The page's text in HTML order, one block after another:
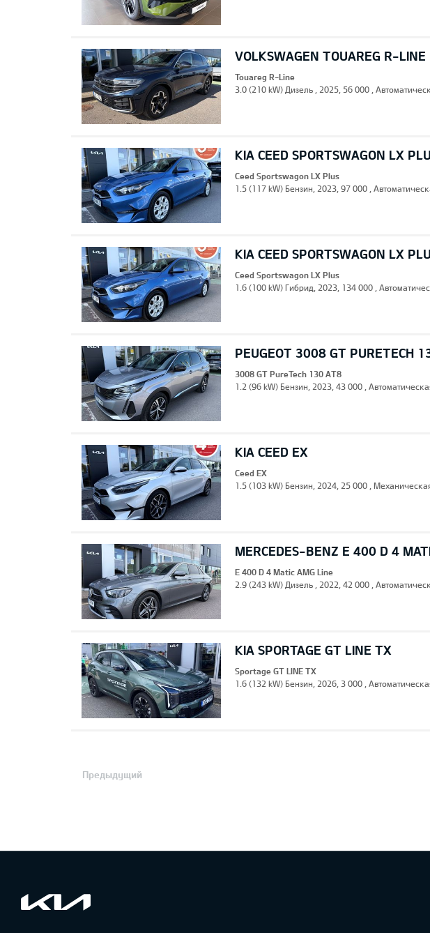
VOLKSWAGEN TOUAREG R-LINE
Touareg R-Line
3.0 (210 kW) Дизель , 2025, 56 000 ,
KIA CEED SPORTSWAGON LX
Ceed Sportswagon LX Plus
1.5 (117 kW) Бензин, 2023, 97 000 ,
KIA CEED SPORTSWAGON LX
Ceed Sportswagon LX Plus
1.6 (100 kW) Гибрид, 2023, 134 000 ,
PEUGEOT 3008 GT PURETECH
3008 GT PureTech 130 AT8
1.2 (96 kW) Бензин, 2023, 43 000 ,
KIA CEED EX
Ceed EX
1.5 (103 kW) Бензин, 2024, 25 000 ,
MERCEDES-BENZ E 400 D 4
E 400 D 4 Matic AMG Line
2.9 (243 kW) Дизель , 2022, 42 000 ,
KIA SPORTAGE GT LINE TX
Sportage GT LINE TX
1.6 (132 kW) Бензин, 2026, 3 000 ,
Предыдущий